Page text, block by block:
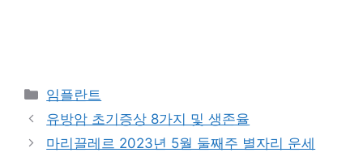
카
테
고
리
임플란트
유방암 초기증상 8가지 및 생존율
마리끌레르 2023년 5월 둘째주 별자리 운세